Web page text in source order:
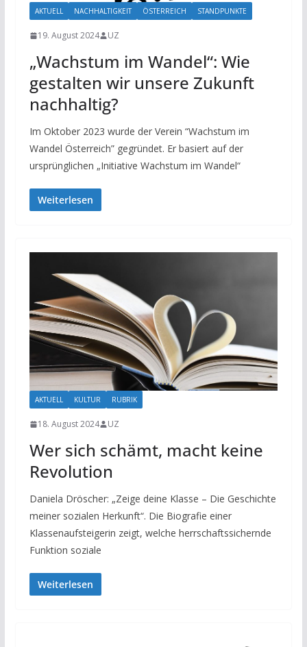
AKTUELL NACHHALTIGKEIT ÖSTERREICH STANDPUNKTE
19. August 2024 UZ
„Wachstum im Wandel“: Wie
gestalten wir unsere Zukunft
nachhaltig?
Im Oktober 2023 wurde der Verein “Wachstum im
Wandel Österreich” gegründet. Er basiert auf der
ursprünglichen „Initiative Wachstum im Wandel“
Weiterlesen
AKTUELL KULTUR RUBRIK
18. August 2024 UZ
Wer sich schämt, macht keine
Revolution
Daniela Dröscher: „Zeige deine Klasse – Die Geschichte
meiner sozialen Herkunft“. Die Biografie einer
Klassenaufsteigerin zeigt, welche herrschaftssichernde
Funktion soziale
Weiterlesen